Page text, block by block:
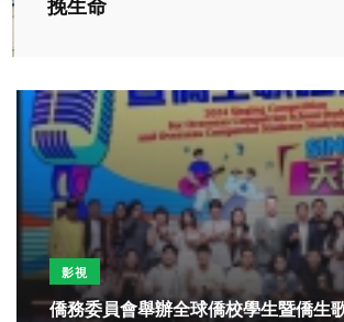
挽生命
影視
僑務委員會舉辦全球僑校學生暨僑生